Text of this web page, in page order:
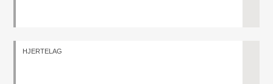
HJERTELAG